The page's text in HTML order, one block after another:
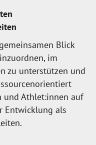
Blick
im
zu unterstützen und
und Athlet:innen auf
Entwicklung als